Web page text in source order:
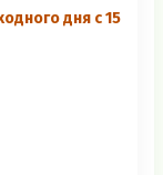
дня с 15